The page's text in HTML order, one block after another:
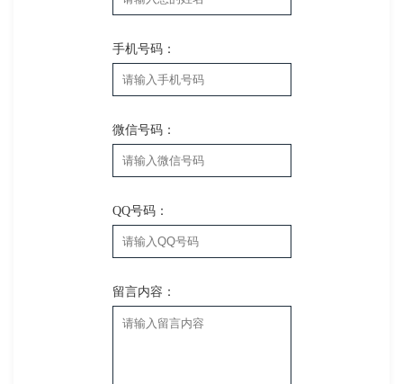
手机号码：
微信号码：
QQ号码：
留言内容：